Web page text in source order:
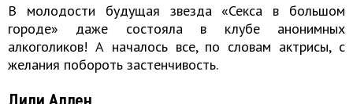
В молодости будущая звезда «Секса в большом
городе» даже состояла в клубе анонимных
алкоголиков! А началось все, по словам актрисы, с
желания побороть застенчивость.